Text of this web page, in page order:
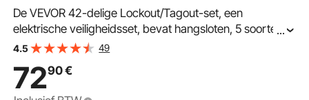
De VEVOR 42-delige Lockout/Tagout-set, een
elektrische veiligheidsset, bevat hangsloten, 5 soorten
vergrendelingen, sluitingen, labels en kabelbinders, een
elimineren van elektrische risico's in de industrie en bij
machines.
...
4.5 49
7290€